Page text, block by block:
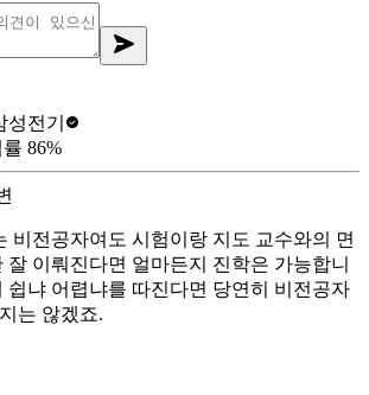
성전기
률 86%
비전공자여도 시험이랑 지도 교수와의 면
잘 이뤄진다면 얼마든지 진학은 가능합니
쉽냐 어렵냐를 따진다면 당연히 비전공자
는 않겠죠.